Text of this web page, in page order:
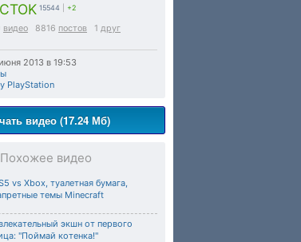
15544 +2
видео 8816 постов 1 друг
2013 в 19:53
PlayStation
видео (17.24 Мб)
Похожее видео
vs Xbox, туалетная бумага,
темы Minecraft
экшн от первого
"Поймай котенка!"